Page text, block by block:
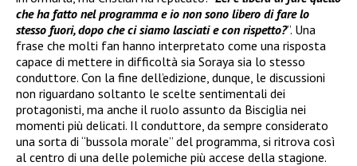
che ha fatto nel programma e io non sono libero di fare lo
stesso fuori, dopo che ci siamo lasciati e con rispetto?”. Una
frase che molti fan hanno interpretato come una risposta
capace di mettere in difficoltà sia Soraya sia lo stesso
conduttore. Con la fine dell’edizione, dunque, le discussioni
non riguardano soltanto le scelte sentimentali dei
protagonisti, ma anche il ruolo assunto da Bisciglia nei
momenti più delicati. Il conduttore, da sempre considerato
una sorta di “bussola morale” del programma, si ritrova così
al centro di una delle polemiche più accese della stagione.